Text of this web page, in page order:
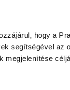
hogy a
segítségével az
megjelenítése